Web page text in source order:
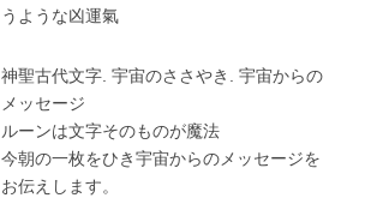
うような凶運氣
神聖古代⽂字. 宇宙のささやき. 宇宙からの
メッセージ
ルーンは⽂字そのものが魔法
今朝の⼀枚をひき宇宙からのメッセージを
お伝えします。